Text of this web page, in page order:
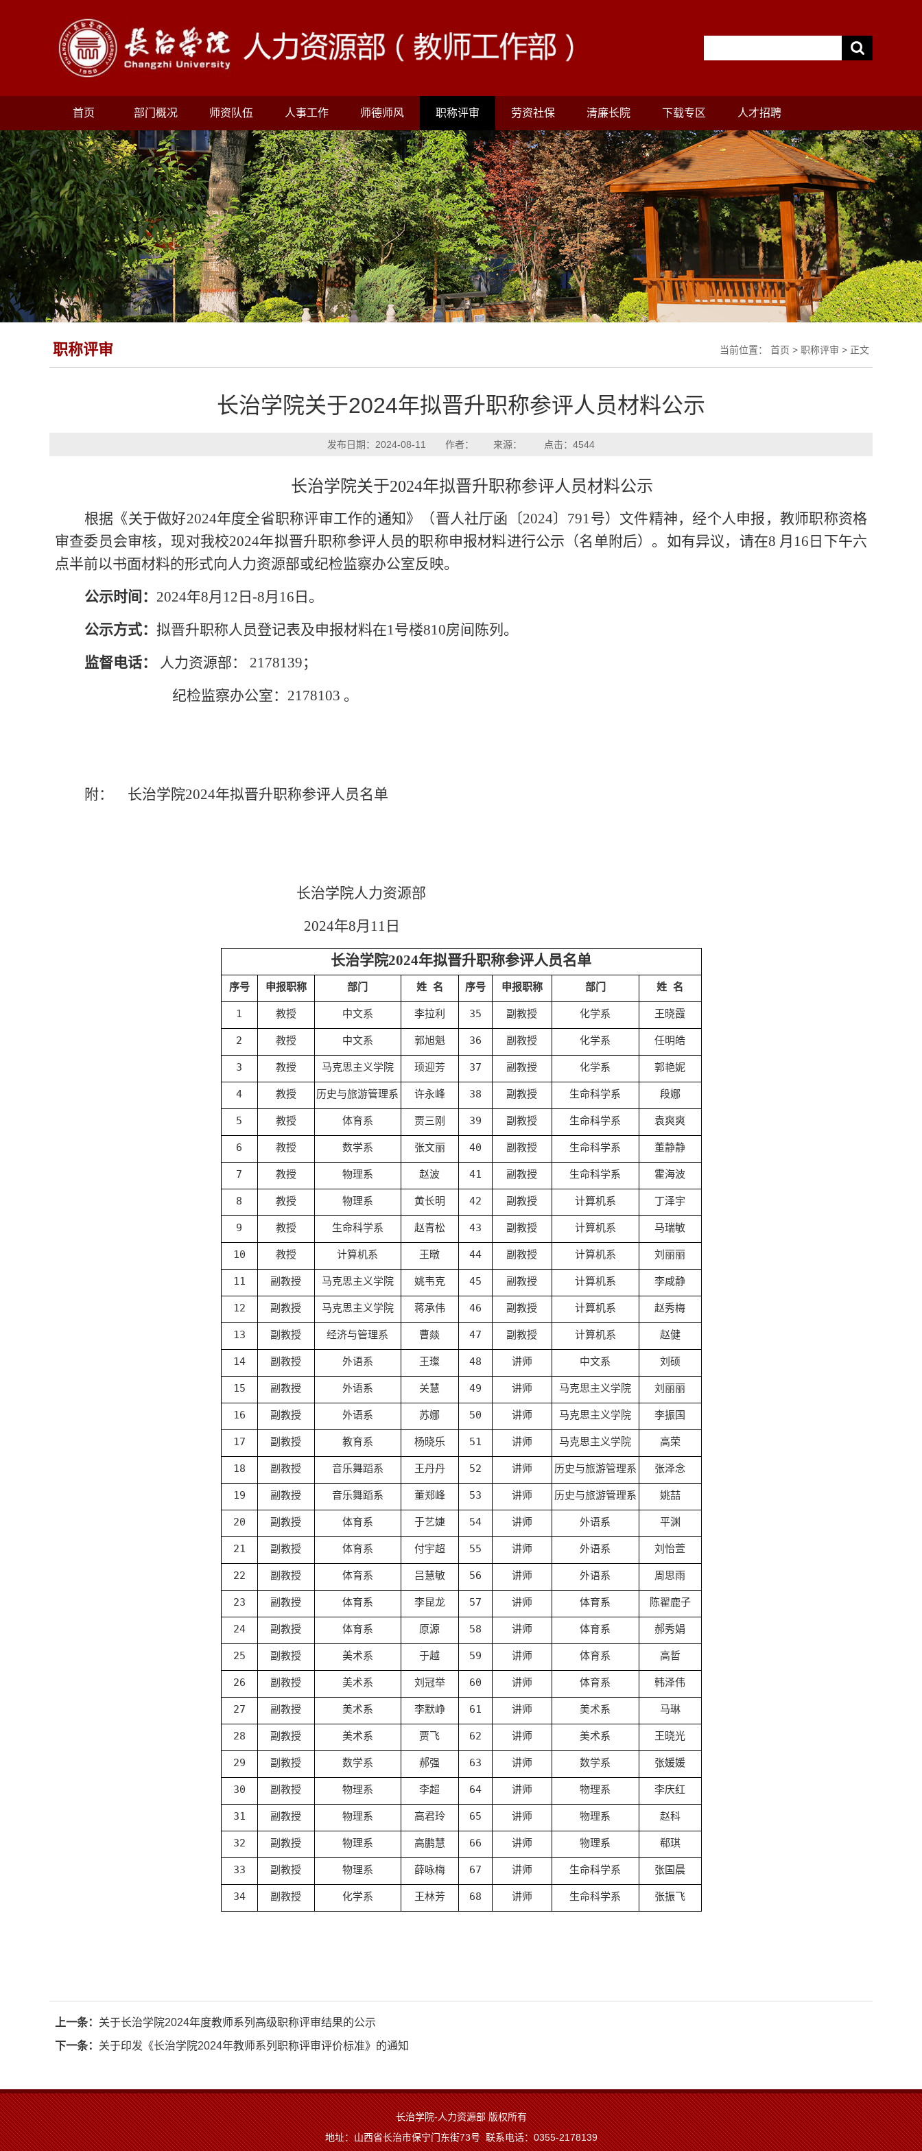
首页 部门概况 师资队伍 人事工作 师德师风 职称评审 劳资社保 清廉长院 下载专区 人才招聘
职称评审 当前位置： 首页 > 职称评审 > 正文
长治学院关于2024年拟晋升职称参评人员材料公示
发布日期：2024-08-11 作者： 来源： 点击： 4544
长治学院关于2024年拟晋升职称参评人员材料公示
根据《关于做好2024年度全省职称评审工作的通知》（晋人社厅函〔2024〕 791号）文件精神，经个人申报，教师职称资格
审查委员会审核，现对我校2024年拟晋升职称参评人员的职称申报材料进行公示（名单附后）。如有异议，请在8 月 16 日下午六
点半前以书面材料的形式向人力资源部或纪检监察办公室反映。
公示时间： 2024年8月 12 日 -8月 16 日。
公示方式： 拟晋升职称人员登记表及申报材料在1号楼810房间陈列。
监督电话：
人力资源部： 2178139；
纪检监察办公室： 2178103 。
附： 长治学院2024年拟晋升职称参评人员名单
长治学院人力资源部
2024年8月 11 日
长治学院2024年拟晋升职称参评人员名单
序号 申报职称 部门 姓 名 序号 申报职称 部门 姓 名
1 教授 中文系 李拉利 35 副教授 化学系 王晓霞
2 教授 中文系 郭旭魁 36 副教授 化学系 任明皓
3 教授 马克思主义学院 顼迎芳 37 副教授 化学系 郭艳妮
4 教授 历史与旅游管理系 许永峰 38 副教授 生命科学系 段娜
5 教授 体育系 贾三刚 39 副教授 生命科学系 袁爽爽
6 教授 数学系 张文丽 40 副教授 生命科学系 董静静
7 教授 物理系 赵波 41 副教授 生命科学系 霍海波
8 教授 物理系 黄长明 42 副教授 计算机系 丁泽宇
9 教授 生命科学系 赵青松 43 副教授 计算机系 马瑞敏
10 教授 计算机系 王暾 44 副教授 计算机系 刘丽丽
11 副教授 马克思主义学院 姚韦克 45 副教授 计算机系 李咸静
12 副教授 马克思主义学院 蒋承伟 46 副教授 计算机系 赵秀梅
13 副教授 经济与管理系 曹燚 47 副教授 计算机系 赵健
14 副教授 外语系 王璨 48 讲师 中文系 刘硕
15 副教授 外语系 关慧 49 讲师 马克思主义学院 刘丽丽
16 副教授 外语系 苏娜 50 讲师 马克思主义学院 李振国
17 副教授 教育系 杨晓乐 51 讲师 马克思主义学院 高荣
18 副教授 音乐舞蹈系 王丹丹 52 讲师 历史与旅游管理系 张泽念
19 副教授 音乐舞蹈系 董郑峰 53 讲师 历史与旅游管理系 姚喆
20 副教授 体育系 于艺婕 54 讲师 外语系 平渊
21 副教授 体育系 付宇超 55 讲师 外语系 刘怡萱
22 副教授 体育系 吕慧敏 56 讲师 外语系 周思雨
23 副教授 体育系 李昆龙 57 讲师 体育系 陈翟鹿子
24 副教授 体育系 原源 58 讲师 体育系 郝秀娟
25 副教授 美术系 于越 59 讲师 体育系 高哲
26 副教授 美术系 刘冠举 60 讲师 体育系 韩泽伟
27 副教授 美术系 李默峥 61 讲师 美术系 马琳
28 副教授 美术系 贾飞 62 讲师 美术系 王晓光
29 副教授 数学系 郝强 63 讲师 数学系 张媛媛
30 副教授 物理系 李超 64 讲师 物理系 李庆红
31 副教授 物理系 高君玲 65 讲师 物理系 赵科
32 副教授 物理系 高鹏慧 66 讲师 物理系 郗琪
33 副教授 物理系 薛咏梅 67 讲师 生命科学系 张国晨
34 副教授 化学系 王林芳 68 讲师 生命科学系 张振飞
上一条： 关于长治学院2024年度教师系列高级职称评审结果的公示
下一条： 关于印发《长治学院2024年教师系列职称评审评价标准》的通知
长治学院-人力资源部 版权所有
地址：山西省长治市保宁门东街73号 联系电话：0355-2178139